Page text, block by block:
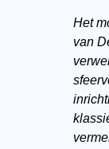
Het
van